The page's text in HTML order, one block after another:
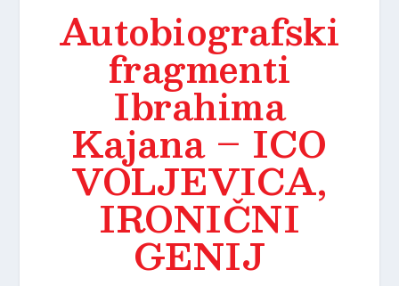
Autobiografski
fragmenti
Ibrahima
Kajana – ICO
VOLJEVICA,
IRONIČNI
GENIJ